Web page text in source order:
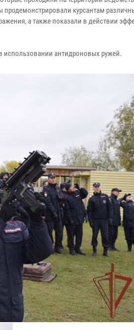
продемонстрировали курсантам
а также показали в действии
использовании антидроновых ружей.